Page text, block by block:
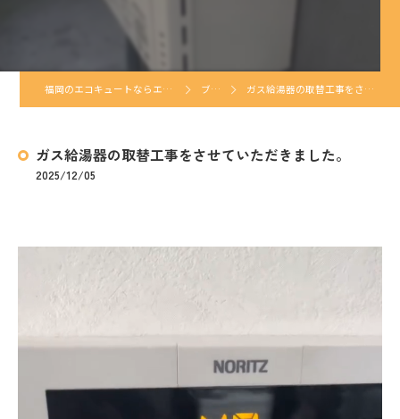
福岡のエコキュートならエナジー電気株式会社 ブログ ガス給湯器の取替工事をさせていただきました。
ガス給湯器の取替工事をさせていただきました。
2025/12/05